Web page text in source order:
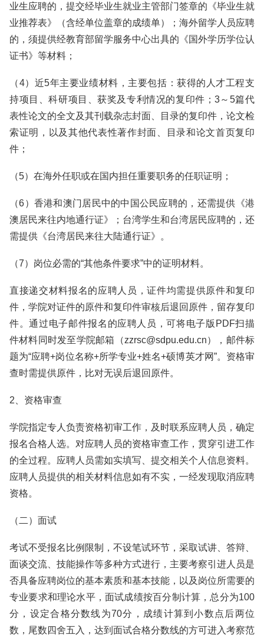
业生应聘的，提交经毕业生就业主管部门签章的《毕业生就
业推荐表》（含经单位盖章的成绩单）；海外留学人员应聘
的，须提供经教育部留学服务中心出具的《国外学历学位认
证书》等材料；
（4）近5年主要业绩材料，主要包括：获得的人才工程支
持项目、科研项目、获奖及专利情况的复印件；3～5篇代
表性论文的全文及其刊载杂志封面、目录的复印件，论文检
索证明，以及其他代表性著作封面、目录和论文首页复印
件；
（5）在海外任职或在国内担任重要职务的任职证明；
（6）香港和澳门居民中的中国公民应聘的，还需提供《港
澳居民来往内地通行证》；台湾学生和台湾居民应聘的，还
需提供《台湾居民来往大陆通行证》。
（7）岗位必需的“其他条件要求”中的证明材料。
直接递交材料报名的应聘人员，证件均需提供原件和复印
件，学院对证件的原件和复印件审核后退回原件，留存复印
件。通过电子邮件报名的应聘人员，可将电子版PDF扫描
件材料同时发至学院邮箱（zzrsc@sdpu.edu.cn），邮件标
题为“应聘+岗位名称+所学专业+姓名+硕博英才网”。资格审
查时需提供原件，比对无误后退回原件。
2、资格审查
学院指定专人负责资格初审工作，及时联系应聘人员，确定
报名合格人选。对应聘人员的资格审查工作，贯穿引进工作
的全过程。应聘人员需如实填写、提交相关个人信息资料。
应聘人员提供的相关材料信息如有不实，一经发现取消应聘
资格。
（二）面试
考试不受报名比例限制，不设笔试环节，采取试讲、答辩、
面谈交流、技能操作等多种方式进行，主要考察引进人员是
否具备应聘岗位的基本素质和基本技能，以及岗位所需要的
专业要求和理论水平，面试成绩按百分制计算，总分为100
分，设定合格分数线为70分，成绩计算到小数点后两位
数，尾数四舍五入，达到面试合格分数线的方可进入考察范